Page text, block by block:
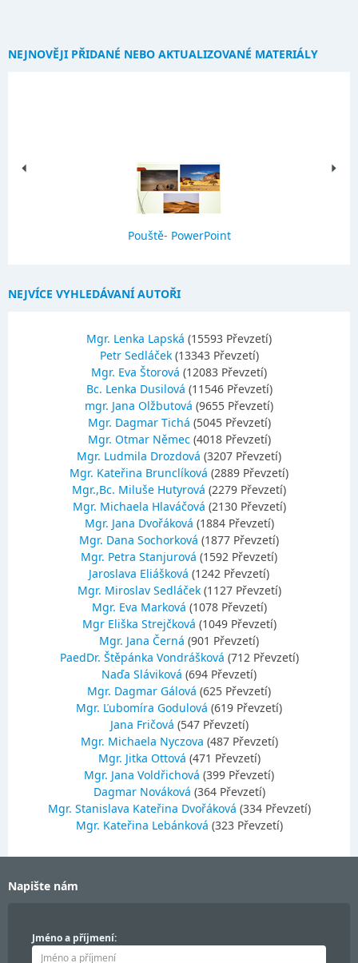
NEJNOVĚJI PŘIDANÉ NEBO AKTUALIZOVANÉ MATERIÁLY
Pouště- PowerPoint
NEJVÍCE VYHLEDÁVANÍ AUTOŘI
Mgr. Lenka Lapská (15593 Převzetí)
Petr Sedláček (13343 Převzetí)
Mgr. Eva Štorová (12083 Převzetí)
Bc. Lenka Dusilová (11546 Převzetí)
mgr. Jana Olžbutová (9655 Převzetí)
Mgr. Dagmar Tichá (5045 Převzetí)
Mgr. Otmar Němec (4018 Převzetí)
Mgr. Ludmila Drozdová (3207 Převzetí)
Mgr. Kateřina Brunclíková (2889 Převzetí)
Mgr.,Bc. Miluše Hutyrová (2279 Převzetí)
Mgr. Michaela Hlaváčová (2130 Převzetí)
Mgr. Jana Dvořáková (1884 Převzetí)
Mgr. Dana Sochorková (1877 Převzetí)
Mgr. Petra Stanjurová (1592 Převzetí)
Jaroslava Eliášková (1242 Převzetí)
Mgr. Miroslav Sedláček (1127 Převzetí)
Mgr. Eva Marková (1078 Převzetí)
Mgr Eliška Strejčková (1049 Převzetí)
Mgr. Jana Černá (901 Převzetí)
PaedDr. Štěpánka Vondrášková (712 Převzetí)
Naďa Sláviková (694 Převzetí)
Mgr. Dagmar Gálová (625 Převzetí)
Mgr. Ľubomíra Godulová (619 Převzetí)
Jana Fričová (547 Převzetí)
Mgr. Michaela Nyczova (487 Převzetí)
Mgr. Jitka Ottová (471 Převzetí)
Mgr. Jana Voldřichová (399 Převzetí)
Dagmar Nováková (364 Převzetí)
Mgr. Stanislava Kateřina Dvořáková (334 Převzetí)
Mgr. Kateřina Lebánková (323 Převzetí)
Napište nám
Jméno a příjmení: